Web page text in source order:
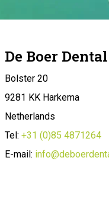
De Boer Dental
Bolster 20
9281 KK Harkema
Netherlands
Tel: +31 (0)85 4871264
E-mail: